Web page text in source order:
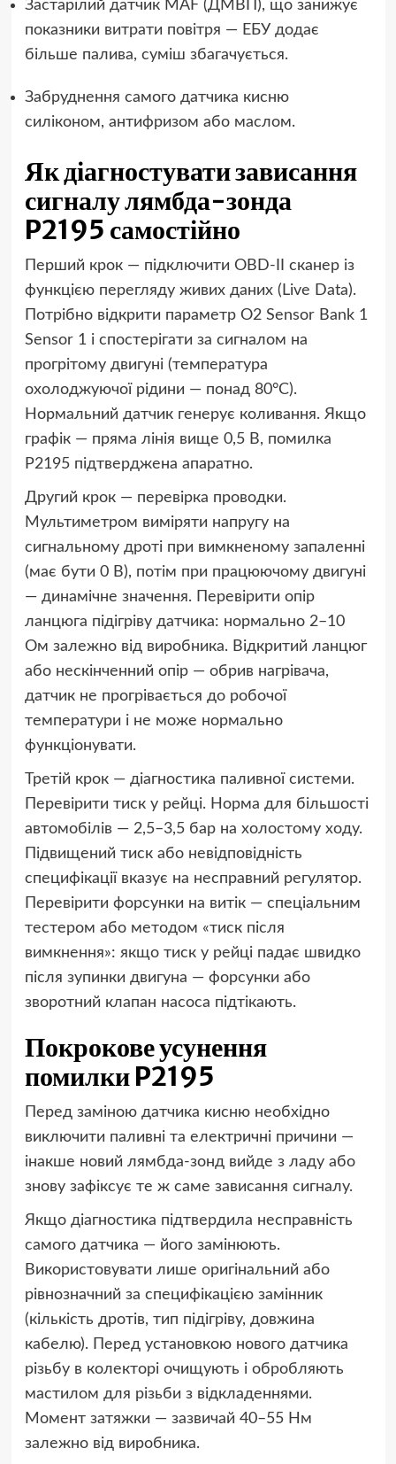
Застарілий датчик MAF (ДМВП), що занижує
показники витрати повітря — ЕБУ додає
більше палива, суміш збагачується.
Забруднення самого датчика кисню
силіконом, антифризом або маслом.
Як діагностувати зависання
сигналу лямбда-зонда
P2195 самостійно
Перший крок — підключити OBD-II сканер із
функцією перегляду живих даних (Live Data).
Потрібно відкрити параметр O2 Sensor Bank 1
Sensor 1 і спостерігати за сигналом на
прогрітому двигуні (температура
охолоджуючої рідини — понад 80°С).
Нормальний датчик генерує коливання. Якщо
графік — пряма лінія вище 0,5 В, помилка
P2195 підтверджена апаратно.
Другий крок — перевірка проводки.
Мультиметром виміряти напругу на
сигнальному дроті при вимкненому запаленні
(має бути 0 В), потім при працюючому двигуні
— динамічне значення. Перевірити опір
ланцюга підігріву датчика: нормально 2–10
Ом залежно від виробника. Відкритий ланцюг
або нескінченний опір — обрив нагрівача,
датчик не прогрівається до робочої
температури і не може нормально
функціонувати.
Третій крок — діагностика паливної системи.
Перевірити тиск у рейці. Норма для більшості
автомобілів — 2,5–3,5 бар на холостому ходу.
Підвищений тиск або невідповідність
специфікації вказує на несправний регулятор.
Перевірити форсунки на витік — спеціальним
тестером або методом «тиск після
вимкнення»: якщо тиск у рейці падає швидко
після зупинки двигуна — форсунки або
зворотний клапан насоса підтікають.
Покрокове усунення
помилки P2195
Перед заміною датчика кисню необхідно
виключити паливні та електричні причини —
інакше новий лямбда-зонд вийде з ладу або
знову зафіксує те ж саме зависання сигналу.
Якщо діагностика підтвердила несправність
самого датчика — його замінюють.
Використовувати лише оригінальний або
рівнозначний за специфікацією замінник
(кількість дротів, тип підігріву, довжина
кабелю). Перед установкою нового датчика
різьбу в колекторі очищують і обробляють
мастилом для різьби з відкладеннями.
Момент затяжки — зазвичай 40–55 Нм
залежно від виробника.